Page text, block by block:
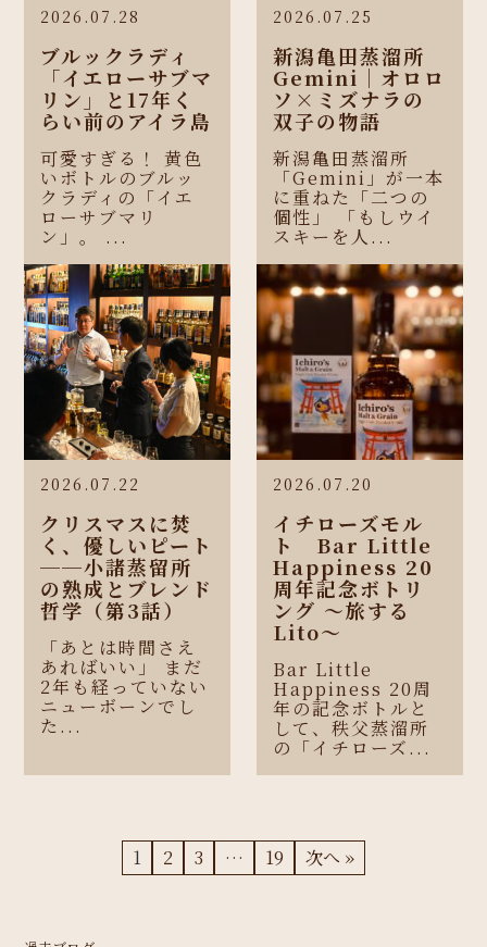
2026.07.28
ブルックラディ
「イエローサブマ
リン」と17年く
らい前のアイラ島
可愛すぎる！ 黄色
いボトルのブルッ
クラディの「イエ
ローサブマリ
ン」。 ...
2026.07.25
新潟亀田蒸溜所
Gemini｜オロロ
ソ×ミズナラの
双子の物語
新潟亀田蒸溜所
「Gemini」が一本
に重ねた「二つの
個性」 「もしウイ
スキーを人...
2026.07.22
クリスマスに焚
く、優しいピート
──小諸蒸留所
の熟成とブレンド
哲学（第3話）
「あとは時間さえ
あればいい」 まだ
2年も経っていない
ニューボーンでし
た...
2026.07.20
イチローズモル
ト Bar Little
Happiness 20
周年記念ボトリ
ング 〜旅する
Lito〜
Bar Little
Happiness 20周
年の記念ボトルと
して、秩父蒸溜所
の「イチローズ...
1 2 3 … 19 次へ »